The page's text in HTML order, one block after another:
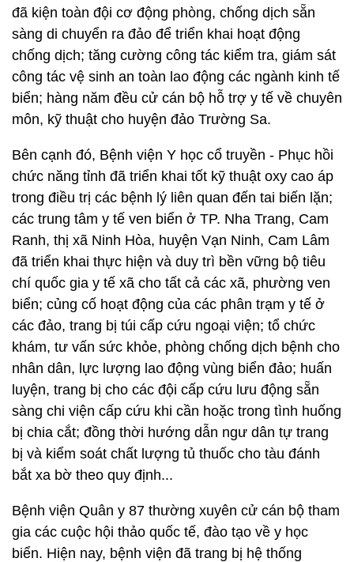
đã kiện toàn đội cơ động phòng, chống dịch sẵn
sàng di chuyển ra đảo để triển khai hoạt động
chống dịch; tăng cường công tác kiểm tra, giám sát
công tác vệ sinh an toàn lao động các ngành kinh tế
biển; hàng năm đều cử cán bộ hỗ trợ y tế về chuyên
môn, kỹ thuật cho huyện đảo Trường Sa.
Bên cạnh đó, Bệnh viện Y học cổ truyền - Phục hồi
chức năng tỉnh đã triển khai tốt kỹ thuật oxy cao áp
trong điều trị các bệnh lý liên quan đến tai biến lặn;
các trung tâm y tế ven biển ở TP. Nha Trang, Cam
Ranh, thị xã Ninh Hòa, huyện Vạn Ninh, Cam Lâm
đã triển khai thực hiện và duy trì bền vững bộ tiêu
chí quốc gia y tế xã cho tất cả các xã, phường ven
biển; củng cố hoạt động của các phân trạm y tế ở
các đảo, trang bị túi cấp cứu ngoại viện; tổ chức
khám, tư vấn sức khỏe, phòng chống dịch bệnh cho
nhân dân, lực lượng lao động vùng biển đảo; huấn
luyện, trang bị cho các đội cấp cứu lưu động sẵn
sàng chi viện cấp cứu khi cần hoặc trong tình huống
bị chia cắt; đồng thời hướng dẫn ngư dân tự trang
bị và kiểm soát chất lượng tủ thuốc cho tàu đánh
bắt xa bờ theo quy định...
Bệnh viện Quân y 87 thường xuyên cử cán bộ tham
gia các cuộc hội thảo quốc tế, đào tạo về y học
biển. Hiện nay, bệnh viện đã trang bị hệ thống